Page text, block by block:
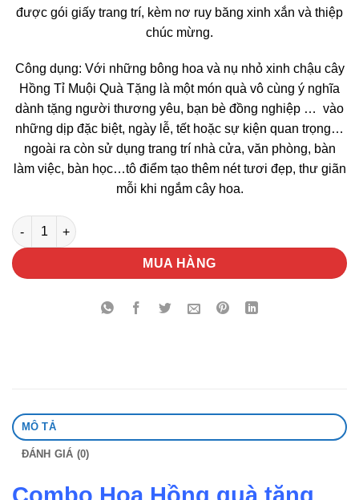
được gói giấy trang trí, kèm nơ ruy băng xinh xắn và thiệp
chúc mừng.
Công dụng: Với những bông hoa và nụ nhỏ xinh chậu cây
Hồng Tỉ Muội Quà Tặng là một món quà vô cùng ý nghĩa
dành tặng người thương yêu, bạn bè đồng nghiệp … vào
những dịp đặc biệt, ngày lễ, tết hoặc sự kiện quan trọng…
ngoài ra còn sử dụng trang trí nhà cửa, văn phòng, bàn
làm việc, bàn học…tô điểm tạo thêm nét tươi đẹp, thư giãn
mỗi khi ngắm cây hoa.
Combo Hoa Hồng Quà Tặng số lượng
MUA HÀNG
MÔ TẢ
ĐÁNH GIÁ (0)